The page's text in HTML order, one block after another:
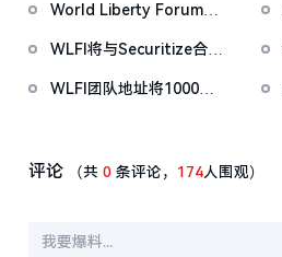
市场面临双重抛压
World Liberty Forum政
总
WLFI将与Securitize合
际酒店及度假村进行代币
WLFI团队地址将1000万
评论 （共0 条评论， 174人围观）